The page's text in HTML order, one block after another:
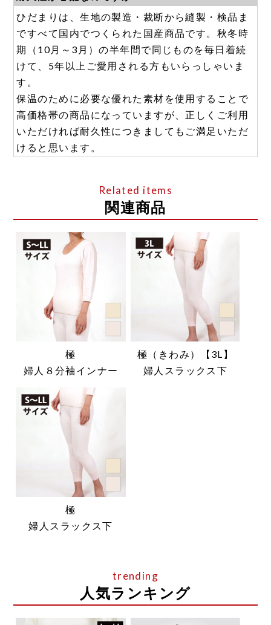
ひだまりは、生地の製造・裁断から縫製・検品ま
ですべて国内でつくられた国産商品です。秋冬時
期（10月～3月）の半年間で同じものを毎日着続
けて、5年以上ご愛用される方もいらっしゃいま
す。
保温のために必要な優れた素材を使用することで
高価格帯の商品になっていますが、正しくご利用
いただければ耐久性につきましてもご満足いただ
けると思います。
関連商品
極
婦人８分袖インナー
極（きわみ）【3L】
婦人スラックス下
極
婦人スラックス下
人気ランキング